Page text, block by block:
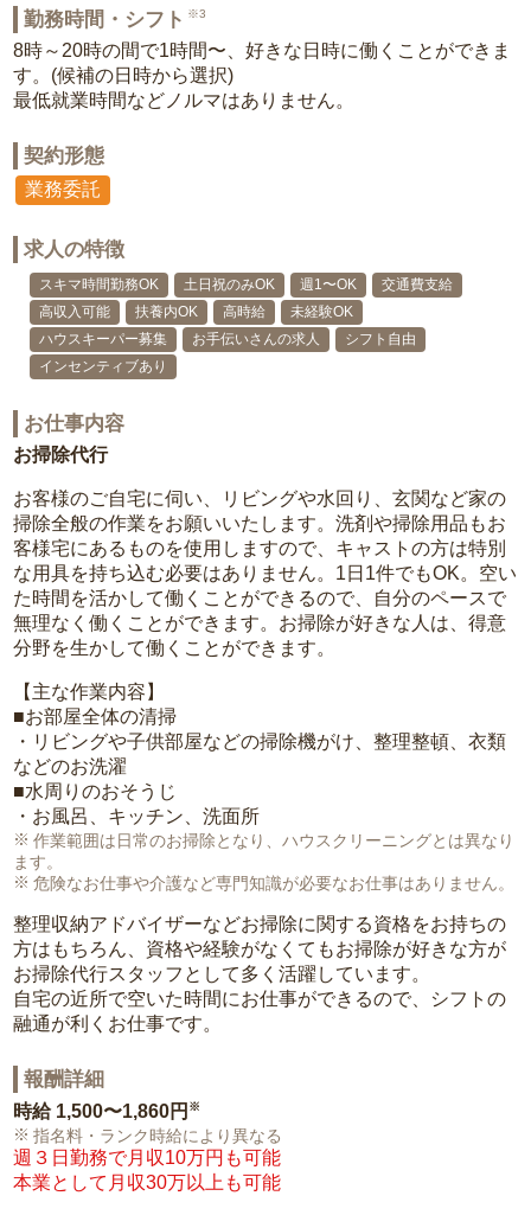
勤務時間・シフト ※3
8時～20時の間で1時間〜、好きな日時に働くことができま
す。(候補の日時から選択)
最低就業時間などノルマはありません。
契約形態
業務委託
求人の特徴
スキマ時間勤務OK 土日祝のみOK 週1〜OK
交通費支給
高収入可能
扶養内OK 高時給
未経験OK
ハウスキーパー募集
お手伝いさんの求人
シフト自由
インセンティブあり
お仕事内容
お掃除代行
お客様のご自宅に伺い、リビングや水回り、玄関など家の
掃除全般の作業をお願いいたします。洗剤や掃除用品もお
客様宅にあるものを使用しますので、キャストの方は特別
な用具を持ち込む必要はありません。1日1件でもOK。空い
た時間を活かして働くことができるので、自分のペースで
無理なく働くことができます。お掃除が好きな人は、得意
分野を生かして働くことができます。
【主な作業内容】
■お部屋全体の清掃
・リビングや子供部屋などの掃除機がけ、整理整頓、衣類
などのお洗濯
■水周りのおそうじ
・お風呂、キッチン、洗面所
作業範囲は日常のお掃除となり、ハウスクリーニングとは異なり
ます。
危険なお仕事や介護など専門知識が必要なお仕事はありません。
整理収納アドバイザーなどお掃除に関する資格をお持ちの
方はもちろん、資格や経験がなくてもお掃除が好きな方が
お掃除代行スタッフとして多く活躍しています。
自宅の近所で空いた時間にお仕事ができるので、シフトの
融通が利くお仕事です。
報酬詳細
時給 1,500〜1,860円 ※
指名料・ランク時給により異なる
週３日勤務で月収10万円も可能
本業として月収30万以上も可能